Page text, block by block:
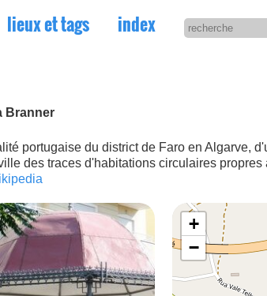
lieux et tags index
Branner
des traces d'habitations circulaires
+
−